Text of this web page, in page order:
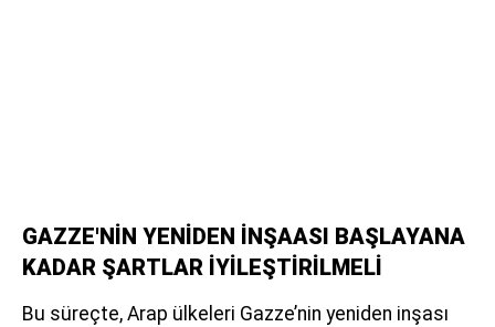
GAZZE'NİN YENİDEN İNŞAASI BAŞLAYANA
KADAR ŞARTLAR İYİLEŞTİRİLMELİ
Bu süreçte, Arap ülkeleri Gazze’nin yeniden inşası